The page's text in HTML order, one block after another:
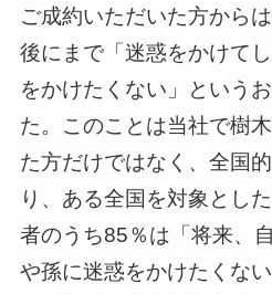
ご成約いただいた方から
後にまで「迷惑をかけて
をかけたくない」という
た。このことは当社で樹
た方だけではなく、全国
り、ある全国を対象とし
者のうち85％は「将来、
や孫に迷惑をかけたくな